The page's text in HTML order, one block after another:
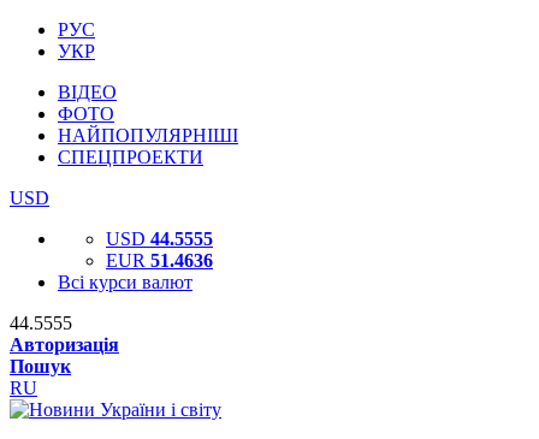
РУС
УКР
ВІДЕО
ФОТО
НАЙПОПУЛЯРНІШІ
СПЕЦПРОЕКТИ
USD
USD 44.5555
EUR 51.4636
Всі курси валют
44.5555
Авторизація
Пошук
RU